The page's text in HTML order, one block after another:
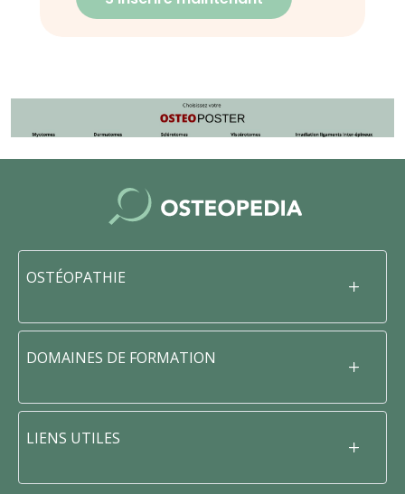
OSTÉOPATHIE
DOMAINES DE FORMATION
LIENS UTILES